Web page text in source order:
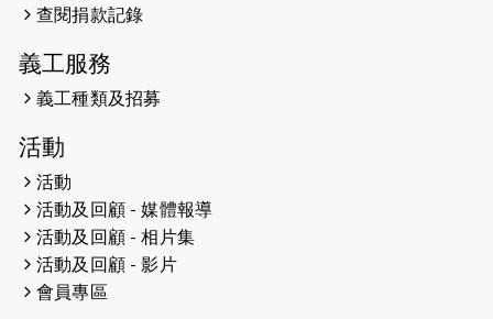
2026-04-24
2026-04-23
2026-04-19
2026-04-16
猛龍長跑隊恆常練習 - 4月16日
（19:00開始）
2026-04-12
查閱捐款記錄
義工服務
義工種類及招募
活動
活動
活動及回顧 - 媒體報導
活動及回顧 - 相片集
活動及回顧 - 影片
會員專區